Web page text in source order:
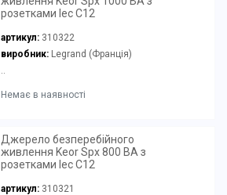
розетками Iec C12
артикул: 310322
виробник:Legrand (Франція)
..
Немає в наявності
Джерело безперебійного
живлення Keor Spx 800 ВА з
розетками Iec C12
артикул: 310321